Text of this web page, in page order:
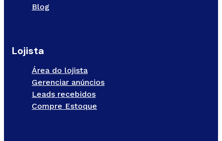
Blog
Lojista
Área do lojista
Gerenciar anúncios
Leads recebidos
Compre Estoque